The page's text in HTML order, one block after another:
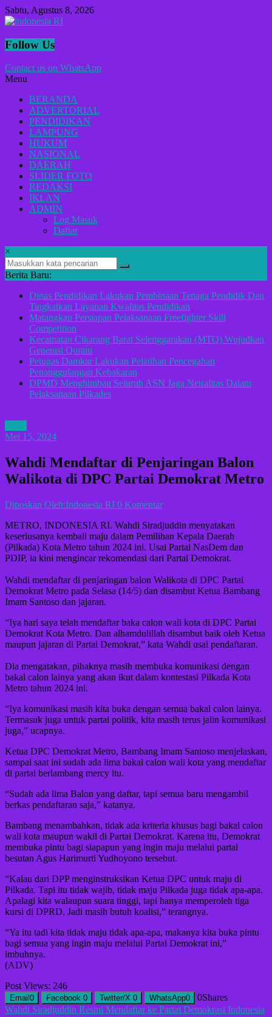
Lompat
ke
Sabtu, Agustus 8, 2026
indonesia
Lugas
Menyikap
Berita,Terpercaya
Dan
Tegas
Follow Us
Contact us on WhatsApp
Menu
BERANDA
ADVERTORIAL
PENDIDIKAN
LAMPUNG
HUKUM
NASIONAL
DAERAH
SLIDER FOTO
REDAKSI
IKLAN
ADMIN
Log Masuk
Daftar
×
Berita Baru:
Dinas Pendidikan Lakukan Pembinaan Tenaga Pendidik Dan
Tingkatkan Layanan Kwalitas Pendidikan
Matangkan Persiapan Pelaksanaan Freefighter Skill
Competition
Kecamatan Cikarang Barat Selenggarakan (MTQ) Wujudkan
Generasi Qurani
Petugas Damkar Lakukan Pelatihan Pencegahan
Penanggulangan Kebakaran
DPMD Menghimbau Seluruh ASN Jaga Netralitas Dalam
Pelaksanaan Pilkades
Mei 15, 2024
Wahdi Mendaftar di Penjaringan Balon
Walikota di DPC Partai Demokrat Metro
Diposkan Oleh:Indonesia RI 0 Komentar
METRO, INDONESIA RI. Wahdi Siradjuddin menyatakan
keseriusanya kembali maju dalam Pemilihan Kepala Daerah
(Pilkada) Kota Metro tahun 2024 ini. Usai Partai NasDem dan
PDIP, ia kini mengincar rekomendasi dari Partai Demokrat.
Wahdi mendaftar di penjaringan balon Walikota di DPC Partai
Demokrat Metro pada Selasa (14/5) dan disambut Ketua Bambang
Imam Santoso dan jajaran.
“Iya hari saya telah mendaftar baka calon wali kota di DPC Partai
Demokrat Kota Metro. Dan alhamdulillah disambut baik oleh Ketua
maupun jajaran di Partai Demokrat,” kata Wahdi usai pendaftaran.
Dia mengatakan, pihaknya masih membuka komunikasi dengan
bakal calon lainya yang akan ikut dalam kontestasi Pilkada Kota
Metro tahun 2024 ini.
“Iya komunikasi masih kita buka dengan semua bakal calon lainya.
Termasuk juga untuk partai politik, kita masih terus jalin komunikasi
juga,” ucapnya.
Ketua DPC Demokrat Metro, Bambang Imam Santoso menjelaskan,
sampai saat ini sudah ada lima bakal calon wali kota yang mendaftar
di partai berlambang mercy itu.
“Sudah ada lima Balon yang daftar, tapi semua baru mengambil
berkas pendaftaran saja,” katanya.
Bambang menambahkan, tidak ada kriteria khusus bagi bakal calon
wali kota maupun wakil di Partai Demokrat. Karena itu, Demokrat
membuka pintu bagi siapapun yang ingin maju melalui partai
besutan Agus Harimurti Yudhoyono tersebut.
“Kalau dari DPP menginstruksikan Ketua DPC untuk maju di
Pilkada. Tapi itu tidak wajib, tidak maju Pilkada juga tidak apa-apa.
Apalagi kita walaupun suara tinggi, tapi hanya memperoleh tiga
kursi di DPRD. Jadi masih butuh koalisi,” terangnya.
“Ya itu tadi kita tidak maju tidak apa-apa, makanya kita buka pintu
bagi semua yang ingin maju melalui Partai Demokrat ini,”
imbuhnya.
(ADV)
Post Views: 246
Email 0 Facebook 0 Twitter/X 0 WhatsApp0 0Shares
Navigasi
Wahdi Siradjuddin Resmi Mendaftar ke Partai Demokrasi Indonesia